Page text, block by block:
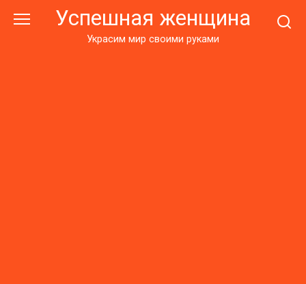
Успешная женщина
Украсим мир своими руками